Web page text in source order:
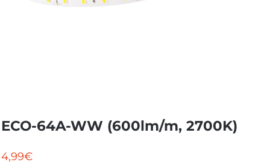
ECO-64A-WW (600lm/m, 2700K)
4,99€